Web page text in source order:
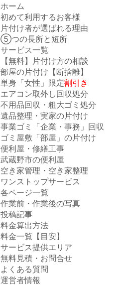
ホーム
初めて利用するお客様
片付け者が選ばれる理由
⑤つの長所と短所
サービス一覧
【無料】片付け方の相談
部屋の片付け【断捨離】
単身「女性」限定割引き
エアコン取外し回収処分
不用品回収・粗大ゴミ処分
遺品整理・実家の片付け
事業ゴミ「企業・事務」回収
ゴミ屋敷「部屋」の片付け
便利屋・修繕工事
武蔵野市の便利屋
空き家管理・空き家整理
ワンストップサービス
各ページ一覧
作業前・作業後の写真
投稿記事
料金算出方法
料金一覧【目安】
サービス提供エリア
無料見積・お問合せ
よくある質問
運営者情報